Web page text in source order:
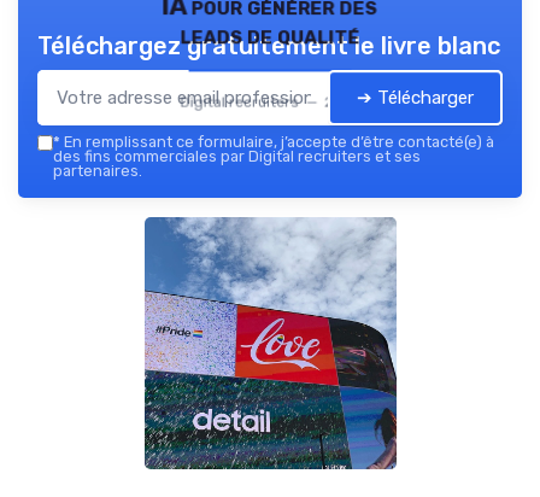
IA pour générer des
leads de qualité
Digital recruiters — 2026
Téléchargez gratuitement le livre blanc
➔ Télécharger
* En remplissant ce formulaire, j’accepte d’être contacté(e) à
des fins commerciales par Digital recruiters et ses
partenaires.